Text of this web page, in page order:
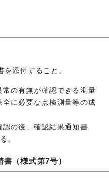
添付すること。
の有無が確認できる測量
に必要な点検測量等の成
の後、確認結果通知書
。
（様式第7号）